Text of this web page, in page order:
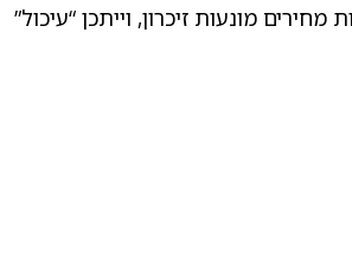
מונעות זיכרון, וייתכן “עיכול”